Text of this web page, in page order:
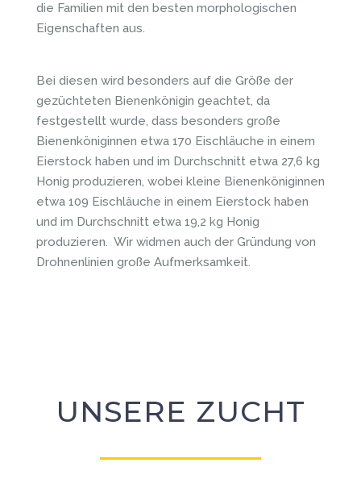
die Familien mit den besten morphologischen
Eigenschaften aus.
Bei diesen wird besonders auf die Größe der
gezüchteten Bienenkönigin geachtet, da
festgestellt wurde, dass besonders große
Bienenköniginnen etwa 170 Eischläuche in einem
Eierstock haben und im Durchschnitt etwa 27,6 kg
Honig produzieren, wobei kleine Bienenköniginnen
etwa 109 Eischläuche in einem Eierstock haben
und im Durchschnitt etwa 19,2 kg Honig
produzieren. Wir widmen auch der Gründung von
Drohnenlinien große Aufmerksamkeit.
UNSERE ZUCHT